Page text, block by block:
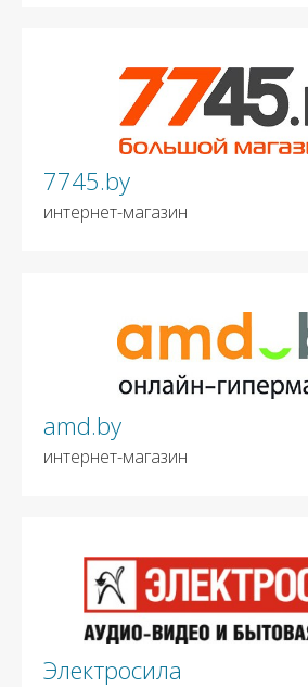
7745.by
интернет-магазин
amd.by
интернет-магазин
Электросила